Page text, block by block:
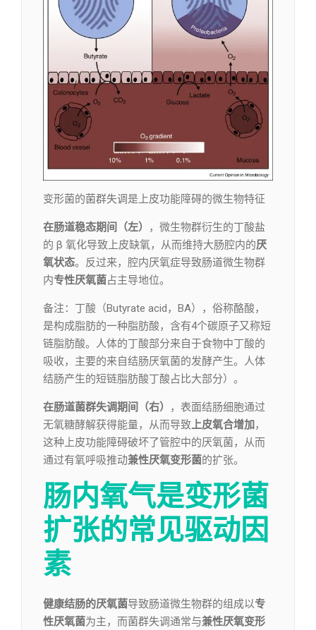
变形菌的菌群失调是上皮功能障碍的微生物特征
在肠道稳态期间（左）
，微生物群衍生的丁酸盐
的 β 氧化导致上皮缺氧，从而维持大肠腔内的厌
氧状态。反过来，腔内厌氧症导致肠道微生物群
内专性厌氧菌占主导地位。
备注：丁酸（Butyrate acid，BA），俗称酪酸，
是构成脂肪的一种脂肪酸，含有4个碳原子又称短
链脂肪酸。人体的丁酸部分来自于食物中丁酸的
吸收，主要的来自结肠厌氧菌的发酵产生。人体
结肠产生的短链脂肪酸丁酸占比大部分）。
在肠道菌群失调期间（右）
，表面结肠细胞通过
无氧糖酵解获得能量，从而导致上皮氧合增加，
这种上皮功能障碍破坏了管腔中的厌氧菌，从而
通过有氧呼吸推动兼性厌氧变形菌的扩张。
肠内氧气是变形菌
扩张的常见驱动因
素
健康结肠的厌氧菌导致肠道微生物群的组成以专
性厌氧菌为主，而菌群失调通常与兼性厌氧变形